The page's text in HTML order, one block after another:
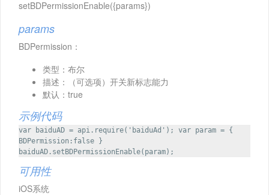
setBDPermissionEnable({params})
params
BDPermission：
类型：布尔
描述：（可选项）开关新标志能力
默认：true
示例代码
var baiduAD = api.require('baiduAd'); var param = {
BDPermission:false }
baiduAD.setBDPermissionEnable(param);
可用性
iOS系统